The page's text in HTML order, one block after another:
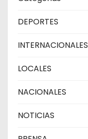
DEPORTES
INTERNACIONALES
LOCALES
NACIONALES
NOTICIAS